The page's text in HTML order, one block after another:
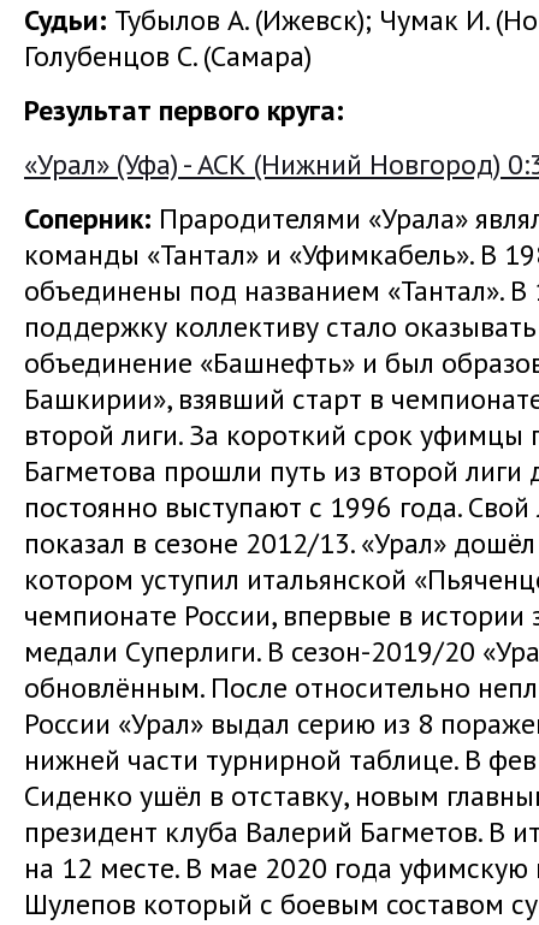
Судьи: Тубылов А. (Ижевск); Чумак И.
Голубенцов С. (Самара)
Результат первого круга:
«Урал» (Уфа) - АСК (Нижний Новгород)
Соперник: Прародителями «Урала»
команды «Тантал» и «Уфимкабель». В
объединены под названием «Тантал».
поддержку коллективу стало
объединение «Башнефть» и был
Башкирии», взявший старт в
второй лиги. За короткий срок
Багметова прошли путь из второй лиги
постоянно выступают с 1996 года.
показал в сезоне 2012/13. «Урал»
котором уступил итальянской
чемпионате России, впервые в истории
медали Суперлиги. В сезон-2019/20
обновлённым. После относительно
России «Урал» выдал серию из 8
нижней части турнирной таблице. В
Сиденко ушёл в отставку, новым
президент клуба Валерий Багметов. В
на 12 месте. В мае 2020 года уфимскую
Шулепов который с боевым составом